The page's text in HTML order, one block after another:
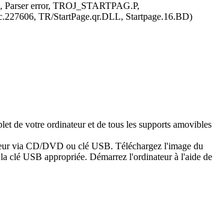
error, TROJ_STARTPAG.P,
TR/StartPage.qr.DLL, Startpage.16.BD)
de votre ordinateur et de tous les supports amovibles
via CD/DVD ou clé USB. Téléchargez l'image du
clé USB appropriée. Démarrez l'ordinateur à l'aide de